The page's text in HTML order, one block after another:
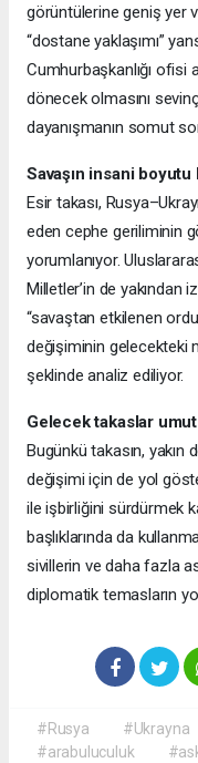
görüntülerine geniş yer
“dostane yaklaşımı”
Cumhurbaşkanlığı ofisi
dönecek olmasını
dayanışmanın somut
Savaşın insani boyutu
Esir takası,
eden cephe geriliminin
yorumlanıyor.
Milletler’in de yakından
“savaştan etkilenen
değişiminin gelecekteki
şeklinde analiz ediliyor.
Gelecek takaslar
Bugünkü takasın,
değişimi için de yol
ile işbirliğini sürdürmek
başlıklarında da
sivillerin ve daha fazla
diplomatik temasların
#Rusya #Ukrayna
#arabuluculuk